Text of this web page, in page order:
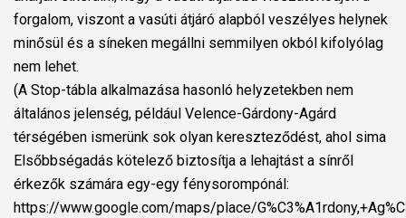
forgalom, viszont a vasúti átjáró alapból veszélyes helynek
minősül és a síneken megállni semmilyen okból kifolyólag
nem lehet.
(A Stop-tábla alkalmazása hasonló helyzetekben nem
általános jelenség, például Velence-Gárdony-Agárd
térségében ismerünk sok olyan kereszteződést, ahol sima
Elsőbbségadás kötelező biztosítja a lehajtást a sínről
érkezők számára egy-egy fénysorompónál:
https://www.google.com/maps/place/